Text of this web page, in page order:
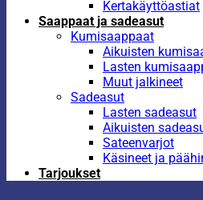
Kertakäyttöastiat
Saappaat ja sadeasut
Kumisaappaat
Aikuisten
Lasten
Muut jalkineet
Sadeasut
Lasten sadeasut
Aikuisten
Sateenvarjot
Käsineet ja
Tarjoukset